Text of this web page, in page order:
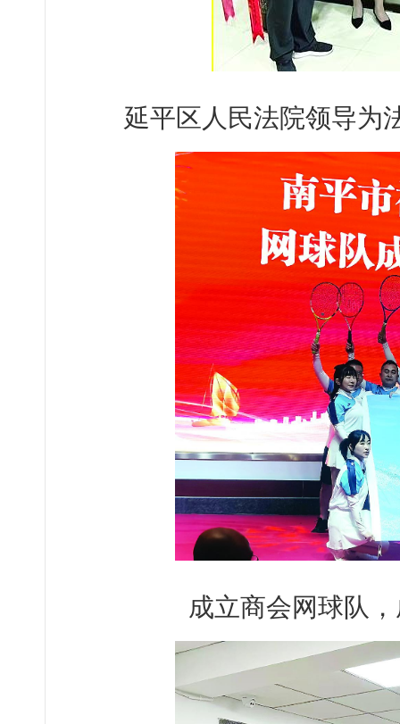
延平区人民法院领导为
成立商会网球队